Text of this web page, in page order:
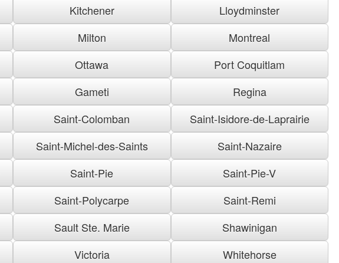
Kitchener
Lloydminster
Milton
Montreal
Ottawa
Port Coquitlam
Gameti
Regina
Saint-Colomban
Saint-Isidore-de-Laprairie
Saint-Michel-des-Saints
Saint-Nazaire
Saint-Pie
Saint-Pie-V
Saint-Polycarpe
Saint-Remi
Sault Ste. Marie
Shawinigan
Victoria Whitehorse